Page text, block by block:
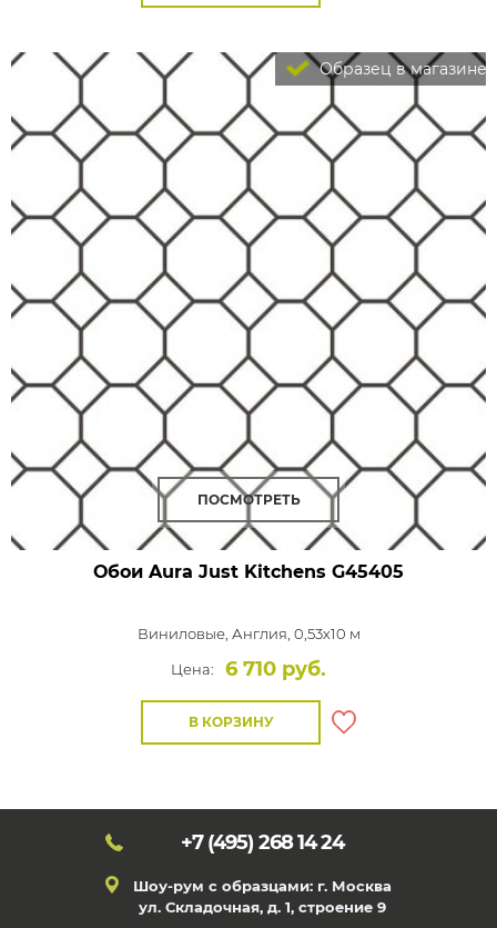
Образец в магазине
ПОСМОТРЕТЬ
Обои Aura Just Kitchens G45405
Виниловые, Англия, 0,53x10 м
Цена:
6 710 руб.
В КОРЗИНУ
+7 (495) 268 14 24
Шоу-рум с образцами: г. Москва
ул. Складочная, д. 1, строение 9